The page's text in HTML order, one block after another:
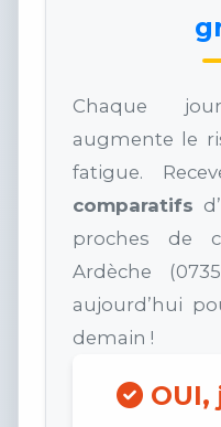
Chaque
augmente le
fatigue.
comparatifs
proches de
Ardèche
aujourd’hui
demain !
OUI,